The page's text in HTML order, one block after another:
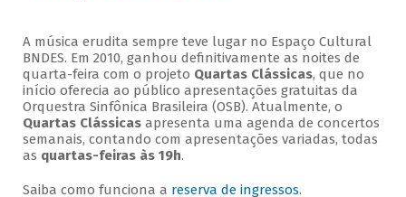
A música erudita sempre teve lugar no Espaço Cultural
BNDES. Em 2010, ganhou definitivamente as noites de
quarta-feira com o projeto Quartas Clássicas, que no
início oferecia ao público apresentações gratuitas da
Orquestra Sinfônica Brasileira (OSB). Atualmente, o
Quartas Clássicasapresenta uma agenda de concertos
semanais, contando com apresentações variadas, todas
as quartas-feiras às 19h.
Saiba como funciona a reserva de ingressos.